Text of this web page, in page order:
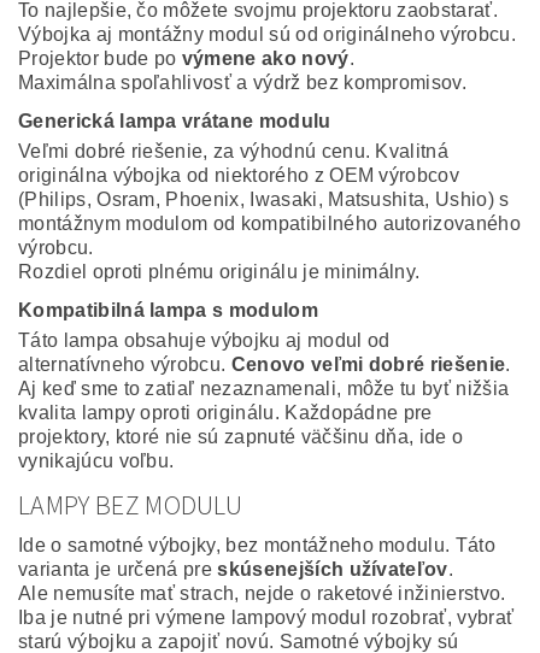
To najlepšie, čo môžete svojmu projektoru zaobstarať.
Výbojka aj montážny modul sú od originálneho výrobcu.
Projektor bude po výmene ako nový.
Maximálna spoľahlivosť a výdrž bez kompromisov.
Generická lampa vrátane modulu
Veľmi dobré riešenie, za výhodnú cenu. Kvalitná
originálna výbojka od niektorého z OEM výrobcov
(Philips, Osram, Phoenix, Iwasaki, Matsushita, Ushio) s
montážnym modulom od kompatibilného autorizovaného
výrobcu.
Rozdiel oproti plnému originálu je minimálny.
Kompatibilná lampa s modulom
Táto lampa obsahuje výbojku aj modul od
alternatívneho výrobcu. Cenovo veľmi dobré riešenie.
Aj keď sme to zatiaľ nezaznamenali, môže tu byť nižšia
kvalita lampy oproti originálu. Každopádne pre
projektory, ktoré nie sú zapnuté väčšinu dňa, ide o
vynikajúcu voľbu.
LAMPY BEZ MODULU
Ide o samotné výbojky, bez montážneho modulu. Táto
varianta je určená preskúsenejších užívateľov.
Ale nemusíte mať strach, nejde o raketové inžinierstvo.
Iba je nutné pri výmene lampový modul rozobrať, vybrať
starú výbojku a zapojiť novú. Samotné výbojky sú